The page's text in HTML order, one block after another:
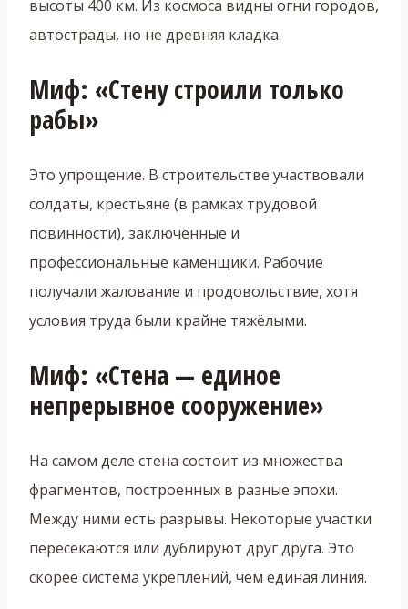
высоты 400 км. Из космоса видны огни городов,
автострады, но не древняя кладка.
Миф: «Стену строили только
рабы»
Это упрощение. В строительстве участвовали
солдаты, крестьяне (в рамках трудовой
повинности), заключённые и
профессиональные каменщики. Рабочие
получали жалование и продовольствие, хотя
условия труда были крайне тяжёлыми.
Миф: «Стена — единое
непрерывное сооружение»
На самом деле стена состоит из множества
фрагментов, построенных в разные эпохи.
Между ними есть разрывы. Некоторые участки
пересекаются или дублируют друг друга. Это
скорее система укреплений, чем единая линия.